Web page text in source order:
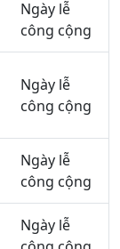
Ngày lễ
công cộng
Ngày lễ
công cộng
Ngày lễ
công cộng
Ngày lễ